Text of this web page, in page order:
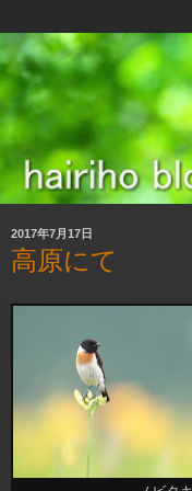
2017年7月17日
高原にて